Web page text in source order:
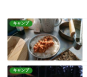
キャンプ
キャンプ